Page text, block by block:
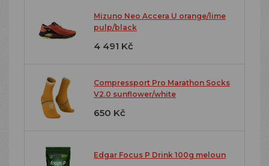
Mizuno Neo Accera U orange/lime
pulp/black
4 491 Kč
Compressport Pro Marathon Socks
V2.0 sunflower/white
650 Kč
Edgar Focus P Drink 100g meloun